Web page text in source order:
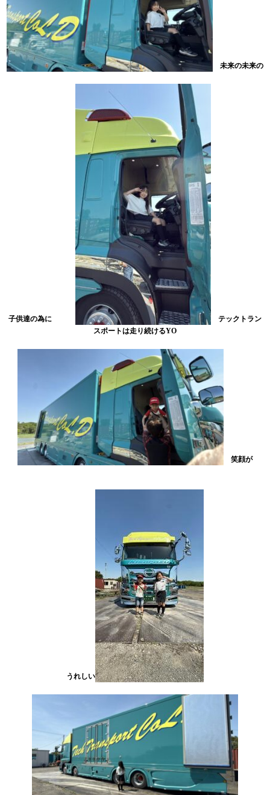
未来の未来の
子供達の為に
テックトラン
スポートは走り続けるYO
笑顔が
うれしい